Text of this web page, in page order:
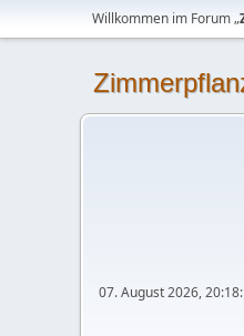
Willkommen im Forum „
07. August 2026,